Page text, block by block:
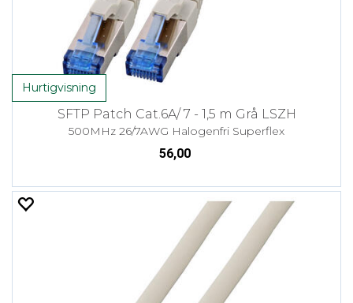
Hurtigvisning
SFTP Patch Cat.6A/ 7 - 1,5 m Grå LSZH
500MHz 26/7AWG Halogenfri Superflex
56,00